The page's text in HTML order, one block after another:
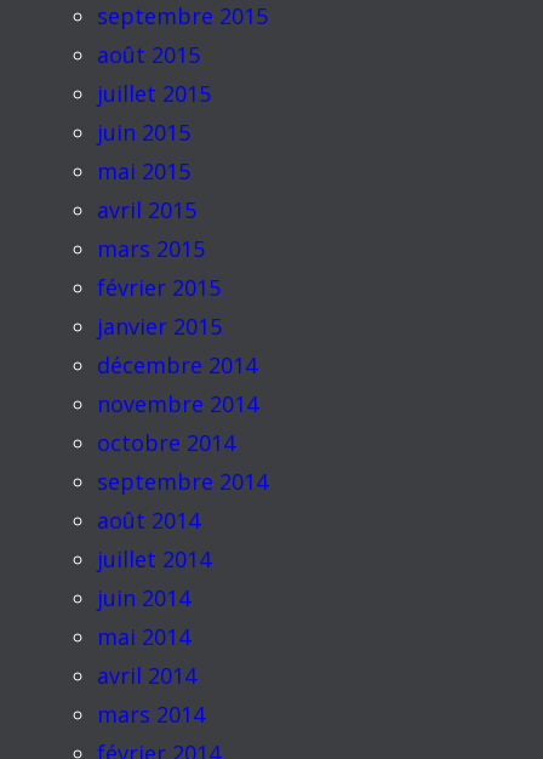
septembre 2015
août 2015
juillet 2015
juin 2015
mai 2015
avril 2015
mars 2015
février 2015
janvier 2015
décembre 2014
novembre 2014
octobre 2014
septembre 2014
août 2014
juillet 2014
juin 2014
mai 2014
avril 2014
mars 2014
février 2014